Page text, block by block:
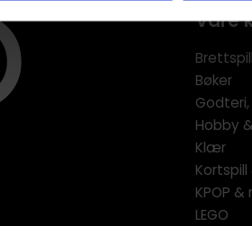
Våre
Bøker
Hobby
Klær
KPOP &
LEGO